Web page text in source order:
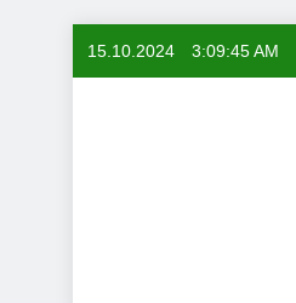
15.10.2024 3:09:46 AM